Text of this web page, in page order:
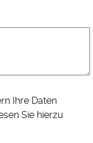
Ihre Daten
Sie hierzu